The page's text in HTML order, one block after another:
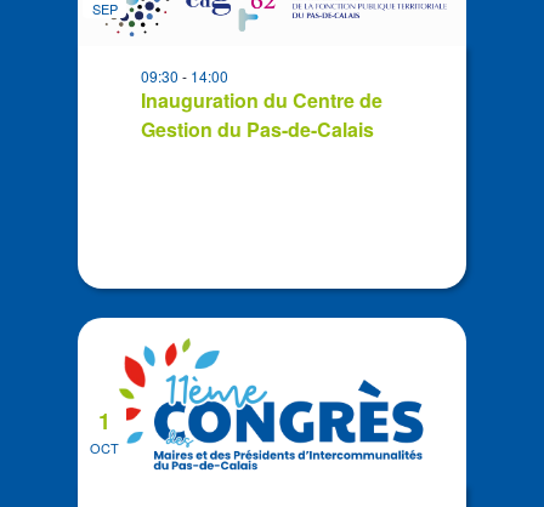
events
Photo
View
SEP
Inauguration du Centre de
Gestion du Pas-de-Calais
09:30- 14:00
OCT
1